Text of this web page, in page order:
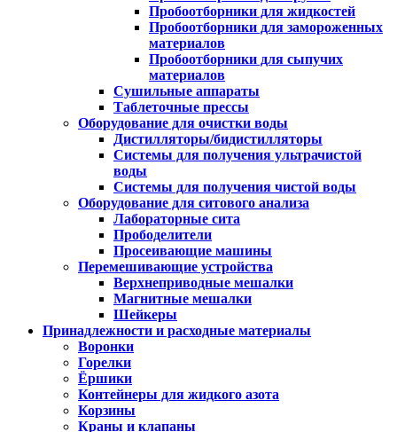
Пробоотборники для жидкостей
Пробоотборники для замороженных
материалов
Пробоотборники для сыпучих
материалов
Сушильные аппараты
Таблеточные прессы
Оборудование для очистки воды
Дистилляторы/бидистилляторы
Системы для получения ультрачистой
воды
Системы для получения чистой воды
Оборудование для ситового анализа
Лабораторные сита
Прободелители
Просеивающие машины
Перемешивающие устройства
Верхнеприводные мешалки
Магнитные мешалки
Шейкеры
Принадлежности и расходные материалы
Воронки
Горелки
Ёршики
Контейнеры для жидкого азота
Корзины
Краны и клапаны